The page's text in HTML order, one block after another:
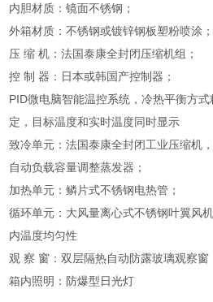
内胆材质：镜面不锈钢；
外箱材质：不锈钢或镀锌钢板塑粉喷涂；
压 缩 机：法国泰康全封闭压缩机组；
控 制 器：日本或韩国产控制器；
PID微电脑智能温控系统，冷热平衡方
定，目标温度和实时温度同时显示
致冷单元：法国泰康全封闭工业压缩机
自动负载容量调整蒸发器；
加热单元：鳞片式不锈钢电热管；
循环单元：大风量离心式不锈钢叶翼风
内温度均匀性
观 察 窗：双层隔热自动防露玻璃观察窗
箱内照明：防爆型日光灯